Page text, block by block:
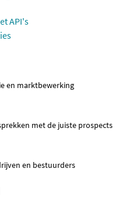
API's
en marktbewerking
met de juiste prospects
en bestuurders